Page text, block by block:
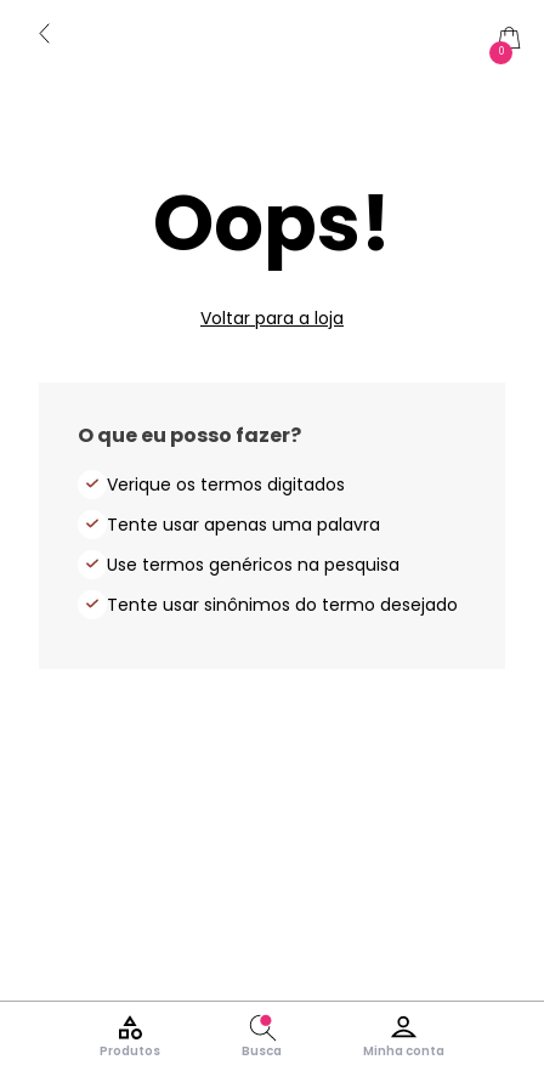
0
Produtos Busca Minha conta
Oops!
Voltar para a loja
O que eu posso fazer?
Verique os termos digitados
Tente usar apenas uma palavra
Use termos genéricos na pesquisa
Tente usar sinônimos do termo desejado